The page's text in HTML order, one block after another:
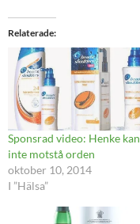
Relaterade
Sponsrad video: Henke kan
inte motstå orden
oktober 10, 2014
I ”Hälsa”